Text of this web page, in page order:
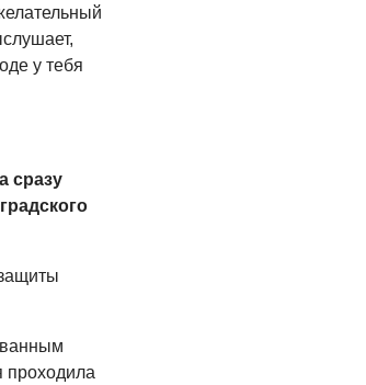
у тебя
сразу
проходила